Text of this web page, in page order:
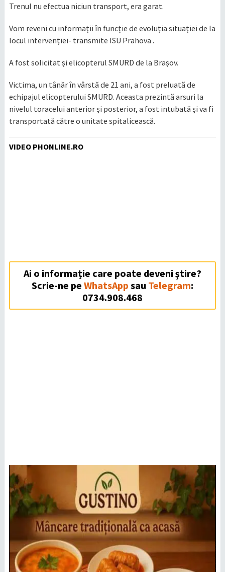
Trenul nu efectua niciun transport, era garat.
Vom reveni cu informații în funcție de evoluția situației de la
locul intervenției- transmite ISU Prahova .
A fost solicitat și elicopterul SMURD de la Brașov.
Victima, un tânăr în vârstă de 21 ani, a fost preluată de
echipajul elicopterului SMURD. Aceasta prezintă arsuri la
nivelul toracelui anterior și posterior, a fost intubată și va fi
transportată către o unitate spitalicească.
VIDEO PHONLINE.RO
Ai o informație care poate deveni ştire?
Scrie-ne pe WhatsApp sau Telegram:
0734.908.468